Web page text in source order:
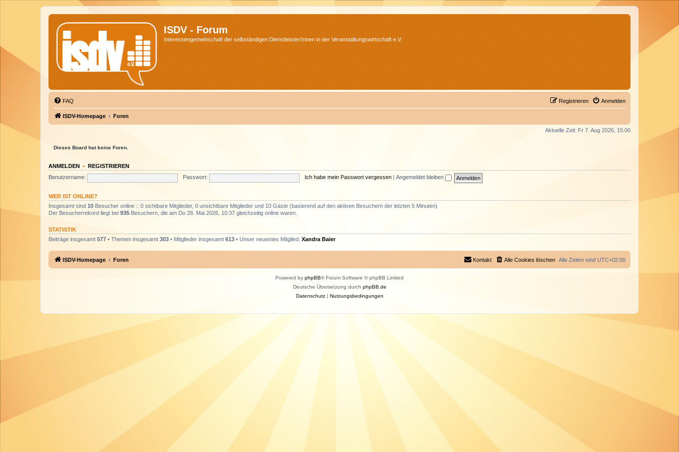
ISDV - Forum
Interessengemeinschaft der selbständigen Dienstleister/Innen in der Veranstaltungswirtschaft e.V.
FAQ Anmelden
Registrieren
ISDV-Homepage Foren
Aktuelle Zeit: Fr 7. Aug 2026, 15:00
Dieses Board hat keine Foren.
ANMELDEN • REGISTRIEREN
Benutzername:
Passwort: Ich habe mein Passwort vergessen Angemeldet bleiben
WER IST ONLINE?
Insgesamt sind 10 Besucher online :: 0 sichtbare Mitglieder, 0 unsichtbare Mitglieder und 10 Gäste (basierend auf den aktiven Besuchern der letzten 5 Minuten)
Der Besucherrekord liegt bei 935 Besuchern, die am Do 28. Mai 2026, 10:37 gleichzeitig online waren.
STATISTIK
Beiträge insgesamt 577 • Themen insgesamt 303 • Mitglieder insgesamt 613 • Unser neuestes Mitglied: Xandra Baier
ISDV-Homepage Foren Alle Zeiten sind UTC+02:00
Alle Cookies löschen
Kontakt
Powered by phpBB® Forum Software © phpBB Limited
Deutsche Übersetzung durch phpBB.de
Datenschutz| Nutzungsbedingungen